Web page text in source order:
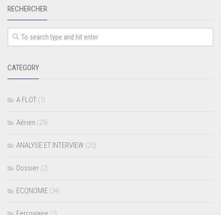
RECHERCHER
CATEGORY
A FLOT (1)
Aérien (29)
ANALYSE ET INTERVIEW (20)
Dossier (2)
ECONOMIE (34)